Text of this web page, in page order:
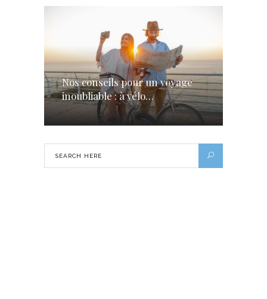
Nos conseils pour un voyage
inoubliable : à vélo…